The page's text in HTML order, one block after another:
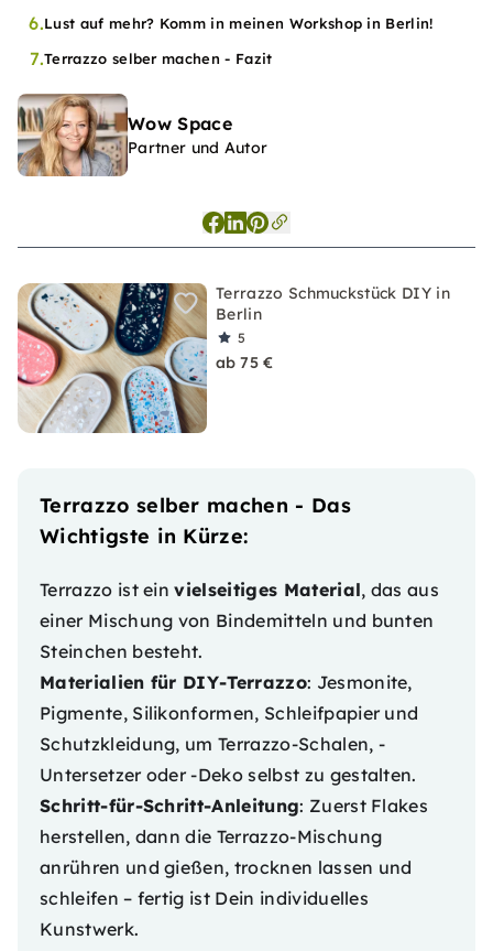
6.Lust auf mehr? Komm in meinen Workshop in Berlin!
7.Terrazzo selber machen - Fazit
Wow Space
Partner und Autor
Terrazzo Schmuckstück DIY in
Berlin
5
ab 75 €
Terrazzo selber machen - Das
Wichtigste in Kürze:
Terrazzo ist einvielseitiges Material, das aus
einer Mischung von Bindemitteln und bunten
Steinchen besteht.
Materialien für DIY-Terrazzo: Jesmonite,
Pigmente, Silikonformen, Schleifpapier und
Schutzkleidung, um Terrazzo-Schalen, -
Untersetzer oder -Deko selbst zu gestalten.
Schritt-für-Schritt-Anleitung: Zuerst Flakes
herstellen, dann die Terrazzo-Mischung
anrühren und gießen, trocknen lassen und
schleifen – fertig ist Dein individuelles
Kunstwerk.